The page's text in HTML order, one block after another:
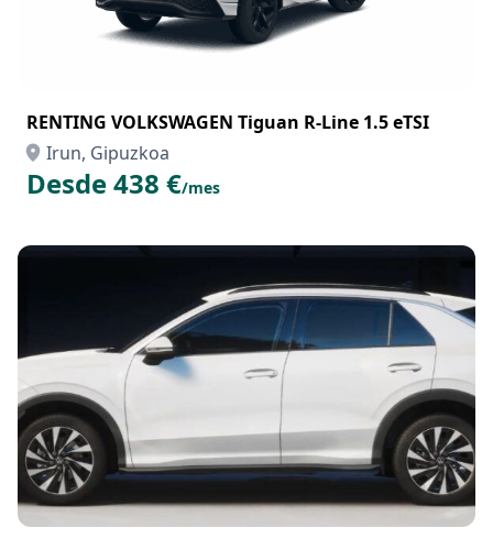
RENTING VOLKSWAGEN Tiguan R-Line 1.5 eTSI
Irun, Gipuzkoa
Desde 438 €/mes